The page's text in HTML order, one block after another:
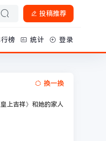
投稿推荐
榜 统计 登录
换一换
上吉祥》和她的家人